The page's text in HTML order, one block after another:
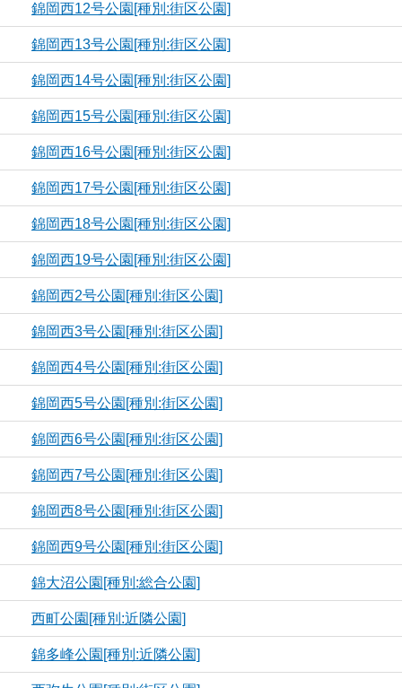
錦岡西12号公園[種別:街区公園]
錦岡西13号公園[種別:街区公園]
錦岡西14号公園[種別:街区公園]
錦岡西15号公園[種別:街区公園]
錦岡西16号公園[種別:街区公園]
錦岡西17号公園[種別:街区公園]
錦岡西18号公園[種別:街区公園]
錦岡西19号公園[種別:街区公園]
錦岡西2号公園[種別:街区公園]
錦岡西3号公園[種別:街区公園]
錦岡西4号公園[種別:街区公園]
錦岡西5号公園[種別:街区公園]
錦岡西6号公園[種別:街区公園]
錦岡西7号公園[種別:街区公園]
錦岡西8号公園[種別:街区公園]
錦岡西9号公園[種別:街区公園]
錦大沼公園[種別:総合公園]
西町公園[種別:近隣公園]
錦多峰公園[種別:近隣公園]